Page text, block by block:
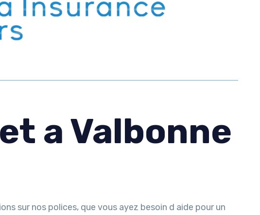
a Valbonne
sur nos polices, que vous ayez besoin d aide pour un